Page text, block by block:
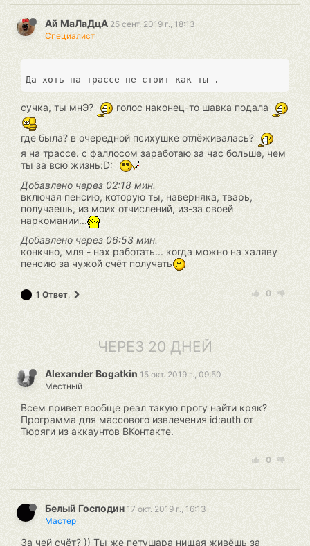
Ай МаЛаДцА 25 сент. 2019 г., 18:13
Специалист
сучка, ты мнЭ? голос наконец-то шавка подала
где была? в очередной психушке отлёживалась?
я на трассе. с фаллосом заработаю за час больше, чем
ты за всю жизнь:D:
Добавлено через 02:18 мин.
включая пенсию, которую ты, наверняка, тварь,
получаешь, из моих отчислений, из-за своей
наркомании...
Добавлено через 06:53 мин.
конкчно, мля - нах работать... когда можно на халяву
пенсию за чужой счёт получать
0
1 Ответ,
ЧЕРЕЗ 20 ДНЕЙ
Alexander Bogatkin 15 окт. 2019 г., 09:50
Местный
Всем привет вообще реал такую прогу найти кряк?
Программа для массового извлечения id:auth от
Тюряги из аккаунтов ВКонтакте.
0
Белый Господин 17 окт. 2019 г., 16:13
Мастер
За чей счёт? )) Ты же петушара нищая живёшь за